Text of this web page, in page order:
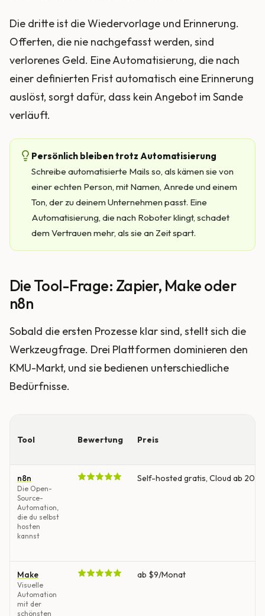
Die dritte ist die Wiedervorlage und Erinnerung.
Offerten, die nie nachgefasst werden, sind
verlorenes Geld. Eine Automatisierung, die nach
einer definierten Frist automatisch eine Erinnerung
auslöst, sorgt dafür, dass kein Angebot im Sande
verläuft.
Persönlich bleiben trotz Automatisierung
Schreibe automatisierte Mails so, als kämen sie von
einer echten Person, mit Namen, Anrede und einem
Ton, der zu deinem Unternehmen passt. Eine
Automatisierung, die nach Roboter klingt, schadet
dem Vertrauen mehr, als sie an Zeit spart.
Die Tool-Frage: Zapier, Make oder
n8n
Sobald die ersten Prozesse klar sind, stellt sich die
Werkzeugfrage. Drei Plattformen dominieren den
KMU-Markt, und sie bedienen unterschiedliche
Bedürfnisse.
Tool Bewertung Preis
n8n
Die Open-
Source-
Automation,
die du selbst
hosten
kannst
Self-hosted gratis, Cloud ab 20
Make
Visuelle
Automation
mit der
schönsten
ab $9/Monat